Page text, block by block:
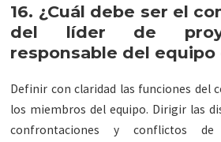
16. ¿Cuál debe ser el
del líder de
responsable del equipo
Definir con claridad las funciones del
los miembros del equipo. Dirigir las
confrontaciones y conflictos de